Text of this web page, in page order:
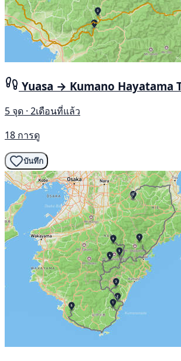
Yuasa → Kumano Hayatama
5 จุด · 2เดือนที่แล้ว
18 การดู
บันทึก